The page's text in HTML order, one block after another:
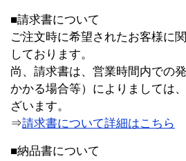
■請求書について
ご注文時に希望されたお客様に
しております。
尚、請求書は、営業時間内での
かかる場合等）によりましては
ざいます。
⇒請求書について詳細はこちら
■納品書について